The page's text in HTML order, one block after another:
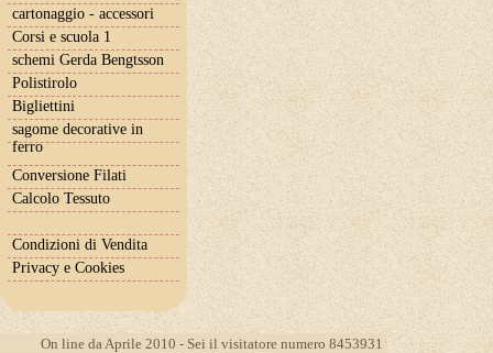
cartonaggio - accessori
Corsi e scuola 1
schemi Gerda Bengtsson
Polistirolo
Bigliettini
sagome decorative in
ferro
Conversione Filati
Calcolo Tessuto
Condizioni di Vendita
Privacy e Cookies
On line da Aprile 2010 - Sei il visitatore numero 8453931